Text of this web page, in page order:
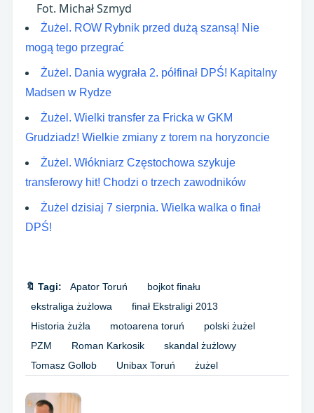
Fot. Michał Szmyd
Żużel. ROW Rybnik przed dużą szansą! Nie
mogą tego przegrać
Żużel. Dania wygrała 2. półfinał DPŚ! Kapitalny
Madsen w Rydze
Żużel. Wielki transfer za Fricka w GKM
Grudziadz! Wielkie zmiany z torem na horyzoncie
Żużel. Włókniarz Częstochowa szykuje
transferowy hit! Chodzi o trzech zawodników
Żużel dzisiaj 7 sierpnia. Wielka walka o finał
DPŚ!
🔖 Tagi: Apator Toruń
bojkot finału
ekstraliga żużlowa
finał Ekstraligi 2013
Historia żużla
motoarena toruń
polski żużel
PZM
Roman Karkosik
skandal żużlowy
Tomasz Gollob
Unibax Toruń żużel